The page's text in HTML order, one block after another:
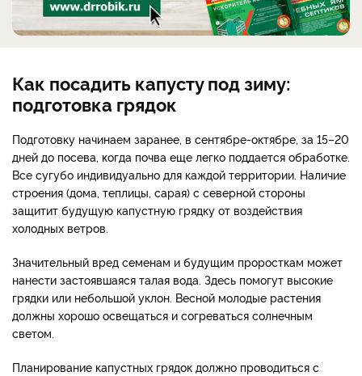
Как посадить капусту под зиму:
подготовка грядок
Подготовку начинаем заранее, в сентябре-октябре, за 15–20
дней до посева, когда почва еще легко поддается обработке.
Все сугубо индивидуально для каждой территории. Наличие
строения (дома, теплицы, сарая) с северной стороны
защитит будущую капустную грядку от воздействия
холодных ветров.
Значительный вред семенам и будущим проросткам может
нанести застоявшаяся талая вода. Здесь помогут высокие
грядки или небольшой уклон. Весной молодые растения
должны хорошо освещаться и согреваться солнечным
светом.
Планирование капустных грядок должно проводиться с